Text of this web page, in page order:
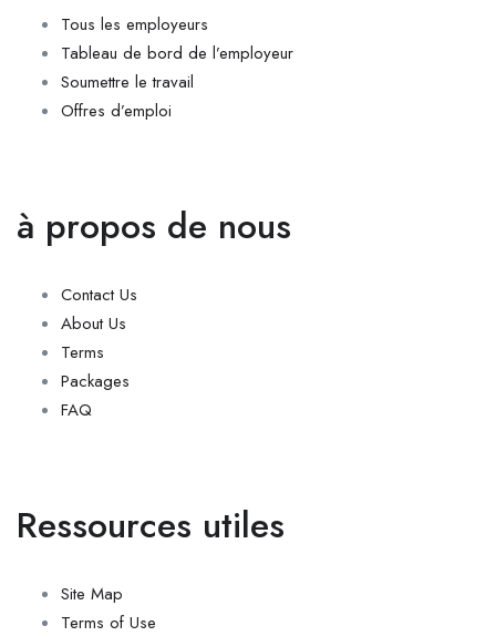
Tous les employeurs
Tableau de bord de l’employeur
Soumettre le travail
Offres d’emploi
à propos de nous
Contact Us
About Us
Terms
Packages
FAQ
Ressources utiles
Site Map
Terms of Use